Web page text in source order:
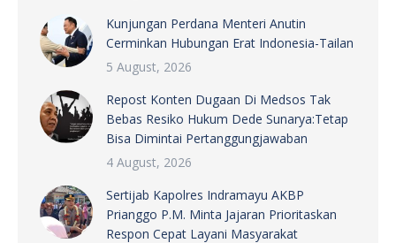
Kunjungan Perdana Menteri Anutin
Cerminkan Hubungan Erat Indonesia-Tailan
5 August, 2026
Repost Konten Dugaan Di Medsos Tak
Bebas Resiko Hukum Dede Sunarya:Tetap
Bisa Dimintai Pertanggungjawaban
4 August, 2026
Sertijab Kapolres Indramayu AKBP
Prianggo P.M. Minta Jajaran Prioritaskan
Respon Cepat Layani Masyarakat